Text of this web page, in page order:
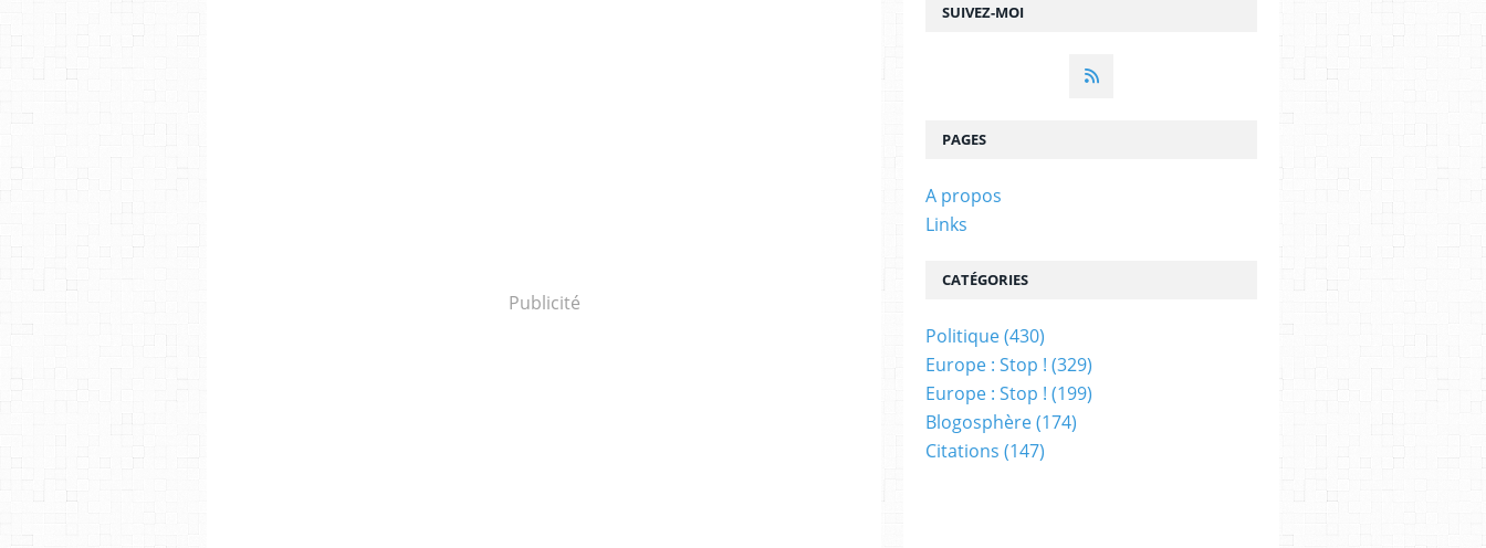
Publicité
SUIVEZ-MOI
PAGES
A propos
Links
CATÉGORIES
Politique(430)
Europe : Stop ! (329)
Europe : Stop ! (199)
Blogosphère(174)
Citations (147)